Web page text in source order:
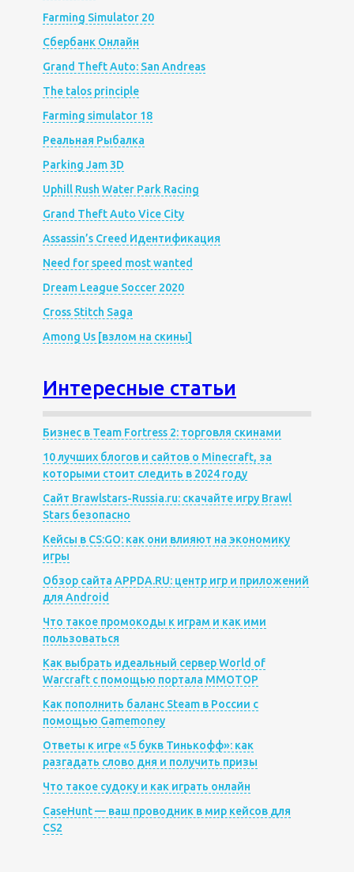
Farming Simulator 20
Сбербанк Онлайн
Grand Theft Auto: San Andreas
The talos principle
Farming simulator 18
Реальная Рыбалка
Parking Jam 3D
Uphill Rush Water Park Racing
Grand Theft Auto Vice City
Assassin’s Creed Идентификация
Need for speed most wanted
Dream League Soccer 2020
Cross Stitch Saga
Among Us [взлом на скины]
Интересные статьи
Бизнес в Team Fortress 2: торговля скинами
10 лучших блогов и сайтов о Minecraft, за
которыми стоит следить в 2024 году
Сайт Brawlstars-Russia.ru: скачайте игру Brawl
Stars безопасно
Кейсы в CS:GO: как они влияют на экономику
игры
Обзор сайта APPDA.RU: центр игр и приложений
для Android
Что такое промокоды к играм и как ими
пользоваться
Как выбрать идеальный сервер World of
Warcraft с помощью портала MMOTOP
Как пополнить баланс Steam в России с
помощью Gamemoney
Ответы к игре «5 букв Тинькофф»: как
разгадать слово дня и получить призы
Что такое судоку и как играть онлайн
CaseHunt — ваш проводник в мир кейсов для
CS2